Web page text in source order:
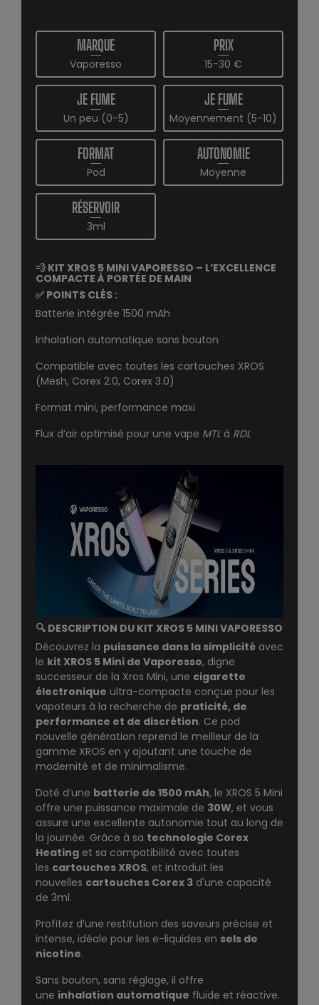
MARQUE
Vaporesso
PRIX
15-30 €
JE FUME
Un peu (0-5)
JE FUME
Moyennement (5-10)
FORMAT
Pod
AUTONOMIE
Moyenne
RÉSERVOIR
3ml
💨 KIT XROS 5 MINI VAPORESSO – L’EXCELLENCE
COMPACTE À PORTÉE DE MAIN
✅ POINTS CLÉS :
Batterie intégrée 1500 mAh
Inhalation automatique sans bouton
Compatible avec toutes les cartouches XROS
(Mesh, Corex 2.0, Corex 3.0)
Format mini, performance maxi
Flux d’air optimisé pour une vape MTL à RDL
🔍 DESCRIPTION DU KIT XROS 5 MINI VAPORESSO
Découvrez la puissance dans la simplicité avec
le kit XROS 5 Mini de Vaporesso, digne
successeur de la Xros Mini, une cigarette
électronique ultra-compacte conçue pour les
vapoteurs à la recherche de praticité, de
performance et de discrétion. Ce pod
nouvelle génération reprend le meilleur de la
gamme XROS en y ajoutant une touche de
modernité et de minimalisme.
Doté d’une batterie de 1500 mAh, le XROS 5 Mini
offre une puissance maximale de 30W, et vous
assure une excellente autonomie tout au long de
la journée. Grâce à sa technologie Corex
Heating et sa compatibilité avec toutes
les cartouches XROS, et introduit les
nouvelles cartouches Corex 3 d'une capacité
de 3ml.
Profitez d’une restitution des saveurs précise et
intense, idéale pour les e-liquides en sels de
nicotine.
Sans bouton, sans réglage, il offre
une inhalation automatique fluide et réactive.